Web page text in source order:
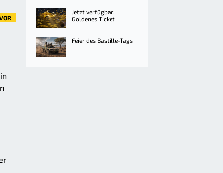
VOR
Jetzt verfügbar:
Goldenes Ticket
Feier des Bastille-Tags